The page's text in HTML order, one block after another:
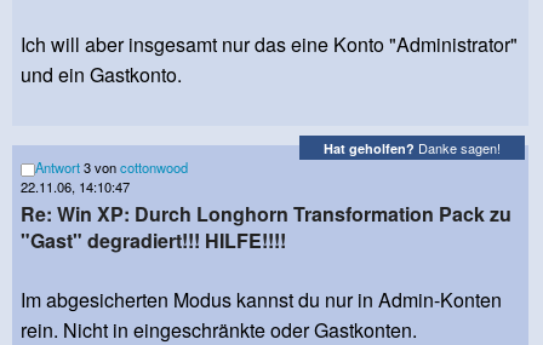
Ich will aber insgesamt nur das eine Konto "Administrator"
und ein Gastkonto.
Hat geholfen? Danke sagen!
Antwort3 voncottonwood
22.11.06, 14:10:47
Re: Win XP: Durch Longhorn Transformation Pack zu
"Gast" degradiert!!! HILFE!!!!
Im abgesicherten Modus kannst du nur in Admin-Konten
rein. Nicht in eingeschränkte oder Gastkonten.